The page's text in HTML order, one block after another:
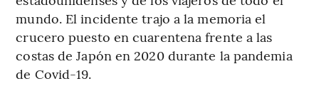
mundo. El incidente trajo a la memoria el
crucero puesto en cuarentena frente a las
costas de Japón en 2020 durante la pandemia
de Covid-19.